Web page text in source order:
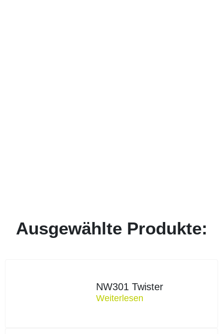
Ausgewählte Produkte:
NW301 Twister
Weiterlesen